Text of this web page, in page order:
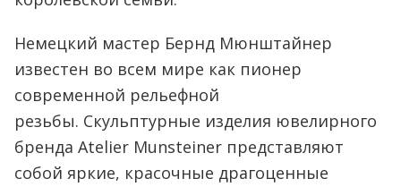
Немецкий мастер Бернд Мюнштайнер
известен во всем мире как пионер
современной рельефной
резьбы. Скульптурные изделия ювелирного
бренда Atelier Munsteiner представляют
собой яркие, красочные драгоценные